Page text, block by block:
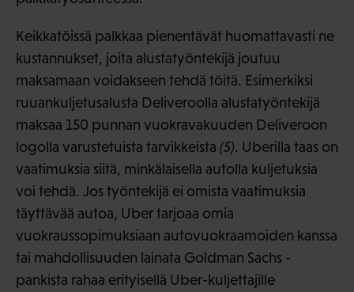
Keikkatöissä palkkaa pienentävät huomattavasti ne
kustannukset, joita alustatyöntekijä joutuu
maksamaan voidakseen tehdä töitä. Esimerkiksi
ruuankuljetusalusta Deliveroolla alustatyöntekijä
maksaa 150 punnan vuokravakuuden Deliveroon
logolla varustetuista tarvikkeista (5). Uberilla taas on
vaatimuksia siitä, minkälaisella autolla kuljetuksia
voi tehdä. Jos työntekijä ei omista vaatimuksia
täyttävää autoa, Uber tarjoaa omia
vuokraussopimuksiaan autovuokraamoiden kanssa
tai mahdollisuuden lainata Goldman Sachs -
pankista rahaa erityisellä Uber-kuljettajille